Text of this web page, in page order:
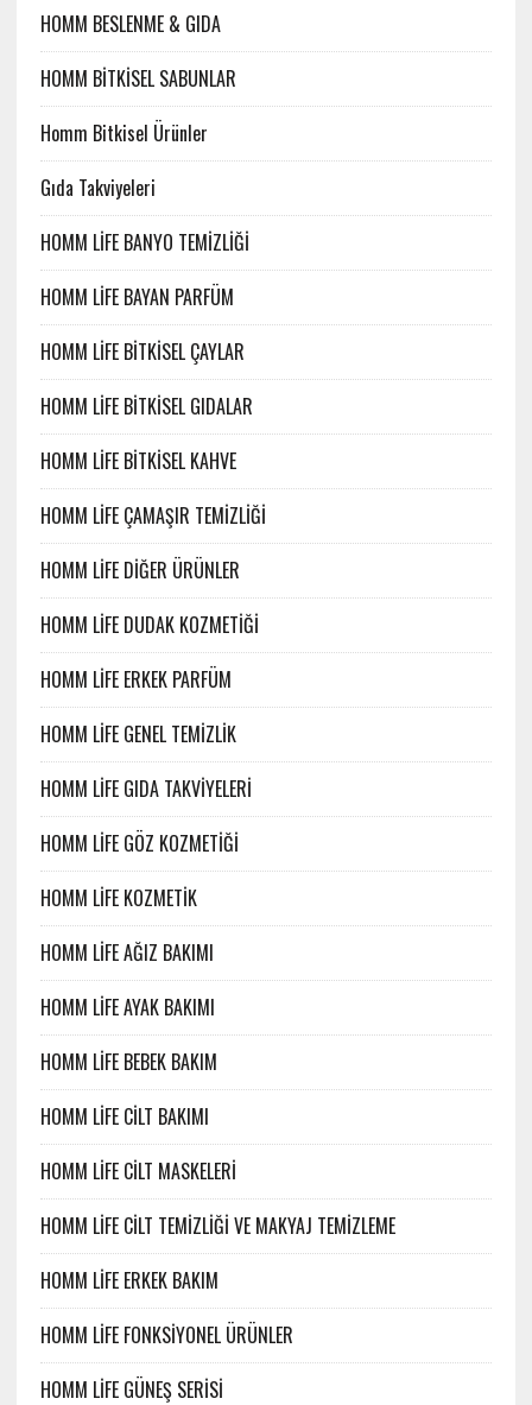
HOMM BESLENME & GIDA
HOMM BİTKİSEL SABUNLAR
Homm Bitkisel Ürünler
Gıda Takviyeleri
HOMM LİFE BANYO TEMİZLİĞİ
HOMM LİFE BAYAN PARFÜM
HOMM LİFE BİTKİSEL ÇAYLAR
HOMM LİFE BİTKİSEL GIDALAR
HOMM LİFE BİTKİSEL KAHVE
HOMM LİFE ÇAMAŞIR TEMİZLİĞİ
HOMM LİFE DİĞER ÜRÜNLER
HOMM LİFE DUDAK KOZMETİĞİ
HOMM LİFE ERKEK PARFÜM
HOMM LİFE GENEL TEMİZLİK
HOMM LİFE GIDA TAKVİYELERİ
HOMM LİFE GÖZ KOZMETİĞİ
HOMM LİFE KOZMETİK
HOMM LİFE AĞIZ BAKIMI
HOMM LİFE AYAK BAKIMI
HOMM LİFE BEBEK BAKIM
HOMM LİFE CİLT BAKIMI
HOMM LİFE CİLT MASKELERİ
HOMM LİFE CİLT TEMİZLİĞİ VE MAKYAJ TEMİZLEME
HOMM LİFE ERKEK BAKIM
HOMM LİFE FONKSİYONEL ÜRÜNLER
HOMM LİFE GÜNEŞ SERİSİ